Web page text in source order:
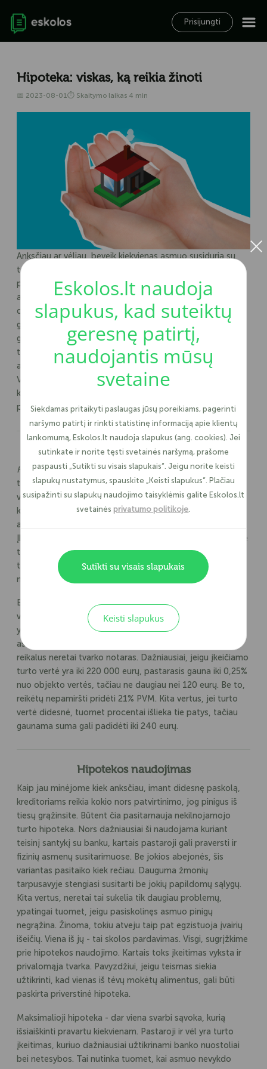
Prisijungti
Hipoteka: viskas, ką reikia žinoti
📅 2023-08-01⏱ Skaitymo laikas 4 min
Anksčiau ar vėliau, beveik kiekvienas asmuo susiduria su
tam tikromis paskolomis. Kai kurie skolina kitiems, o daliai
prireikia pinigų iš artimųjų arba kreditorių. Be jokios
abejonės, neretai skiriasi ir norimos sumos. Pavyzdžiui,
didesnės paskolos beveik visuomet susijusios su didesnių
garantijų reikalavimu. Kitu atveju, vyrauja rizika, jog pinigų
grąžinti asmuo neišgalės. Tad, kartais paskola įkeičiant
turtą tampa geriausia išeitimi. Kita vertus, jeigu kalbama
apie mažesnes sumas,hipotekosdažniausiai neprireikia.
Visgi, jei pirmą kartą susidūrėte su šia sąvoka, greičiausiai
kyla klausimas - kas apskritai tai yra? Tad, pradėkime nuo
pat pradžių.
Kas yra hipoteka?
Hipoteka -kas tai? Iš esmės, šia sąvoka apibūdinamas
turto įkeitimas, kuris užtikrintų finansinių įsipareigojimų
vykdymą. Paprasčiau tariant, imant didesnę paskolą,
kreditoriams reikia garantijų, jog iš tiesų galėsite ją
atiduoti. Tačiau, čia vyrauja vienas itin svarbus niuansas.
Įkeistas turtas neatitenka kreditoriui, todėl vis dar išlaikote
teisę juo naudotis. Kita vertus, jeigu suėjus numatytam
terminui pinigų vis tiek negrąžinote - tuomet galite netekti
nuosavybės teisių.
Bet kokiu atveju, imant kiek didesnę paskolą, kartais
vienintele išeitimi tampa būtent hipoteka. Kaina, vis dėlto,
yra vienas iš tų aspektų, dėl kurio nerimauja dauguma
asmenų. Svarbu paminėti, jog su hipoteka susijusius
reikalus neretai tvarko notaras. Dažniausiai, jeigu įkeičiamo
turto vertė yra iki 220 000 eurų, pastarasis gauna iki 0,25%
nuo objekto vertės, tačiau ne daugiau nei 120 eurų. Be to,
reikėtų nepamiršti pridėti 21% PVM. Kita vertus, jei turto
vertė didesnė, tuomet procentai išlieka tie patys, tačiau
gaunama suma gali padidėti iki 240 eurų.
Hipotekos naudojimas
Kaip jau minėjome kiek anksčiau, imant didesnę paskolą,
kreditoriams reikia kokio nors patvirtinimo, jog pinigus iš
tiesų grąžinsite. Būtent čia pasitarnauja nekilnojamojo
turto hipoteka. Nors dažniausiai ši naudojama kuriant
teisinį santykį su banku, kartais pastaroji gali praversti ir
fizinių asmenų susitarimuose. Be jokios abejonės, šis
variantas pasitaiko kiek rečiau. Dauguma žmonių
tarpusavyje stengiasi susitarti be jokių papildomų sąlygų.
Kita vertus, neretai tai sukelia tik daugiau problemų,
ypatingai tuomet, jeigu pasiskolinęs asmuo pinigų
negrąžina. Žinoma, tokiu atveju taip pat egzistuoja įvairių
išeičių. Viena iš jų - tai skolos pardavimas. Visgi, sugrįžkime
prie hipotekos naudojimo. Kartais toks įkeitimas vyksta ir
privalomąja tvarka. Pavyzdžiui, jeigu teismas siekia
užtikrinti, kad vienas iš tėvų mokėtų alimentus, gali būti
paskirta priverstinė hipoteka.
Maksimalioji hipoteka - dar viena svarbi sąvoka, kurią
išsiaiškinti pravartu kiekvienam. Pastaroji ir vėl yra turto
įkeitimas, kuriuo dažniausiai užtikrinami banko nuostoliai
bei netesybos. Tai nutinka tuomet, kai asmuo nevykdo
×
Eskolos.lt naudoja
slapukus, kad suteiktų
geresnę patirtį,
naudojantis mūsų
svetaine
Siekdamas pritaikyti paslaugas jūsų poreikiams, pagerinti
naršymo patirtį ir rinkti statistinę informaciją apie klientų
lankomumą, Eskolos.lt naudoja slapukus (ang. cookies). Jei
sutinkate ir norite tęsti svetainės naršymą, prašome
paspausti „Sutikti su visais slapukais“. Jeigu norite keisti
slapukų nustatymus, spauskite „Keisti slapukus“. Plačiau
susipažinti su slapukų naudojimo taisyklėmis galite Eskolos.lt
svetainės privatumo politikoje
Sutikti su visais slapukais
Keisti slapukus